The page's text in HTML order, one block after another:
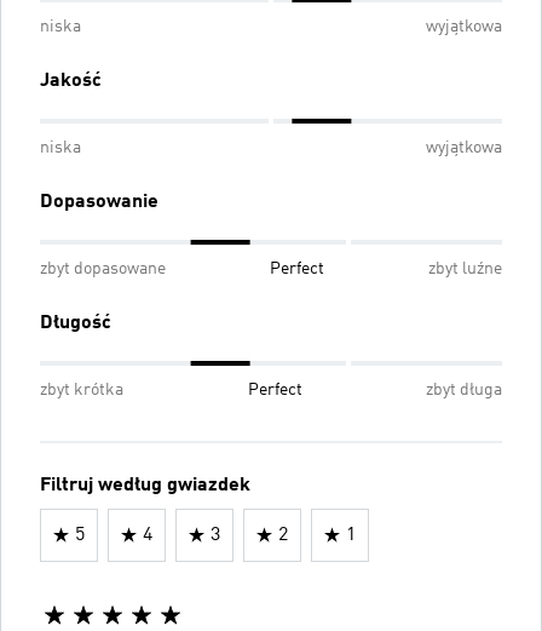
niska wyjątkowa
Jakość
niska wyjątkowa
Dopasowanie
zbyt dopasowane Perfect zbyt luźne
Długość
zbyt krótka Perfect zbyt długa
Filtruj według gwiazdek
5 4 3 2 1